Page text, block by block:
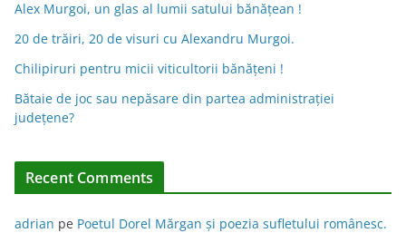
a
t
e
Alex Murgoi, un glas al lumii satului bănățean !
20 de trăiri, 20 de visuri cu Alexandru Murgoi.
Chilipiruri pentru micii viticultorii bănăţeni !
Bătaie de joc sau nepăsare din partea administraţiei
judeţene?
Recent Comments
adrian pe Poetul Dorel Mărgan şi poezia sufletului românesc.